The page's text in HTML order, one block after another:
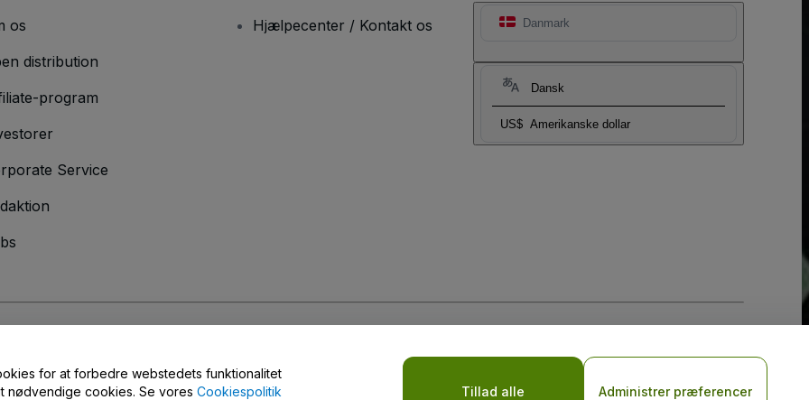
Danmark
Dansk
US$ Amerikanske dollar
os
distribution
program
Service
Hjælpecenter / Kontakt os
for at forbedre webstedets funktionalitet
nødvendige cookies. Se vores Cookiespolitik Tillad alle Administrer præferencer